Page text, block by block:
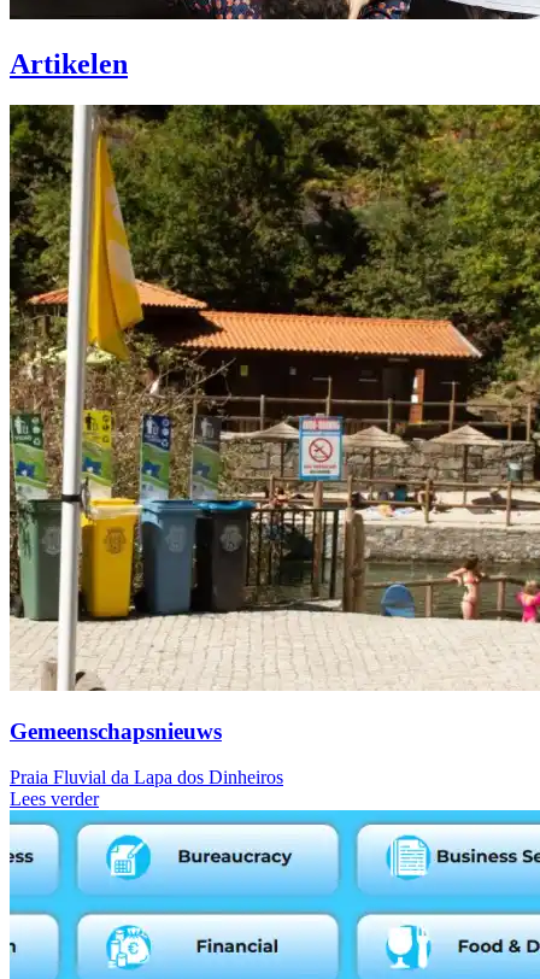
Artikelen
Gemeenschapsnieuws
Praia Fluvial da Lapa dos Dinheiros
Lees verder